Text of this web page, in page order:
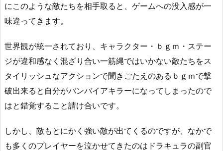
にこのような敵たちを相手取ると、ゲームへの没入感が一
味違ってきます。
世界観が統一されており、キャラクター・ｂｇｍ・ステー
ジが違和感なく混ざり合い一筋縄ではいかない敵たちをス
タイリッシュなアクションで聞きごたえのあるｂｇｍで撃
破出来ると自分がバンバイアキラーになってしまったので
はと錯覚すること請け合いです。
しかし、敵もとにかく強い敵が出てくるのですが、なかで
も多くのプレイヤーを泣かせてきたのはドラキュラの副官